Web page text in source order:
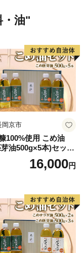
。
レスバーへ貼り付
ター
(土曜日・日曜
の69 コーユービ
プ特例申請書類
・油"
岡京市
100%使用 こめ油
油500g×5本)セット
16,000円